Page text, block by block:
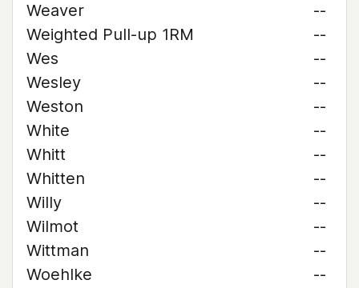
Weaver
--
Weighted Pull-up 1RM
--
Wes
--
Wesley
--
Weston
--
White
--
Whitt
--
Whitten
--
Willy
--
Wilmot
--
Wittman
--
Woehlke
--